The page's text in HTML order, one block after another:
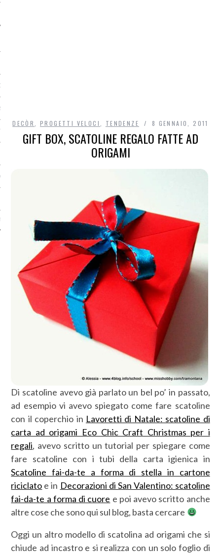
DI ACCESSO AI DATI
DECÒR PROGETTI VELOCI TENDENZE 8 GENNAIO, 2011
GIFT BOX, SCATOLINE REGALO FATTE AD
ORIGAMI
Di scatoline avevo già parlato un bel po’ in passato,
ad esempio vi avevo spiegato come fare scatoline
con il coperchio in Lavoretti di Natale: scatoline di
carta ad origami Eco Chic Craft Christmas per i
regali, avevo scritto un tutorial per spiegare come
fare scatoline con i tubi della carta igienica in
Scatoline fai-da-te a forma di stella in cartone
riciclato e in Decorazioni di San Valentino: scatoline
fai-da-te a forma di cuore e poi avevo scritto anche
altre cose che sono qui sul blog, basta cercare
Oggi un altro modello di scatolina ad origami che si
chiude ad incastro e si realizza con un solo foglio di